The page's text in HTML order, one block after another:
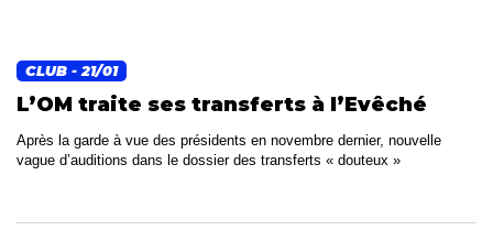
CLUB - 21/01
L’OM traite ses transferts à l’Evêché
Après la garde à vue des présidents en novembre dernier, nouvelle
vague d’auditions dans le dossier des transferts « douteux »